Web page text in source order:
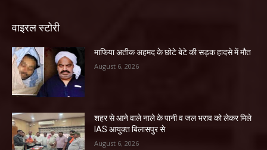
वाइरल स्टोरी
माफिया अतीक अहमद के छोटे बेटे की सड़क हादसे में मौत
August 6, 2026
शहर से आने वाले नाले के पानी व जल भराव को लेकर मिले
IAS आयुक्त बिलासपुर से
August 6, 2026